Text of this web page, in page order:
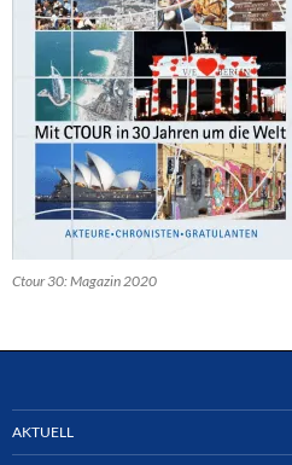
Ctour 30: Magazin 2020
AKTUELL